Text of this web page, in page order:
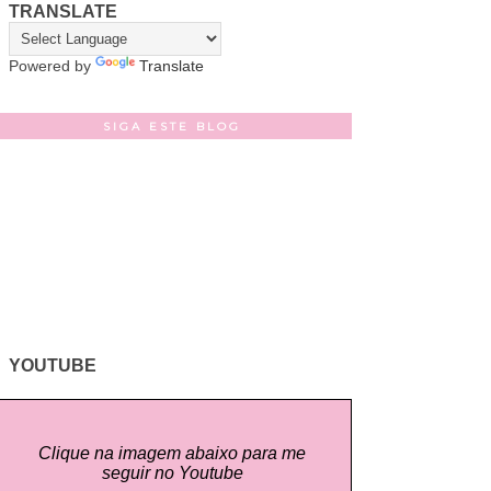
TRANSLATE
Powered by Translate
SIGA ESTE BLOG
YOUTUBE
Clique na imagem abaixo para me
seguir no Youtube